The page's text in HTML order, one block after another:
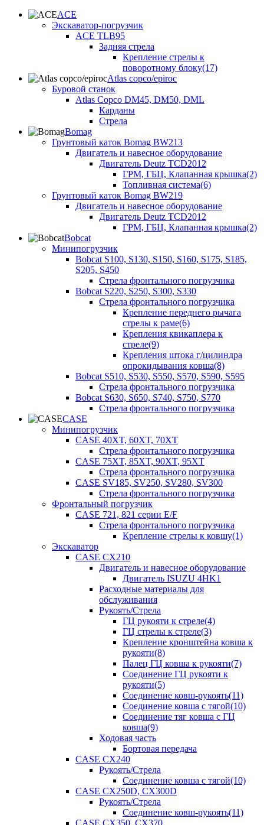
ACE
Экскаватор-погрузчик
ACE TLB95
Задняя стрела
Крепление стрелы к
поворотному блоку(17)
Atlas copco/epiroc
Буровой станок
Atlas Copco DM45, DM50, DML
Карданы
Стрела
Bomag
Грунтовый каток Bomag BW213
Двигатель и навесное оборудование
Двигатель Deutz TCD2012
ГРМ, ГБЦ, Клапанная крышка(2)
Топливная система(6)
Грунтовый каток Bomag BW219
Двигатель и навесное оборудование
Двигатель Deutz TCD2012
ГРМ, ГБЦ, Клапанная крышка(2)
Bobcat
Минипогрузчик
Bobcat S100, S130, S150, S160, S175, S185,
S205, S450
Стрела фронтального погрузчика
Bobcat S220, S250, S300, S330
Стрела фронтального погрузчика
Крепление переднего рычага
стрелы к раме(6)
Крепления квикаплера к
стреле(9)
Крепления штока г/цилиндра
опрокидывания ковша(8)
Bobcat S510, S530, S550, S570, S590, S595
Стрела фронтального погрузчика
Bobcat S630, S650, S740, S750, S770
Стрела фронтального погрузчика
CASE
Минипогрузчик
CASE 40XT, 60XT, 70XT
Стрела фронтального погрузчика
CASE 75XT, 85XT, 90XT, 95XT
Стрела фронтального погрузчика
CASE SV185, SV250, SV280, SV300
Стрела фронтального погрузчика
Фронтальный погрузчик
CASE 721, 821 серии E/F
Стрела фронтального погрузчика
Крепление стрелы к ковшу(1)
Экскаватор
CASE CX210
Двигатель и навесное оборудование
Двигатель ISUZU 4HK1
Расходные материалы для
обслуживания
Рукоять/Стрела
ГЦ рукояти к стреле(4)
ГЦ стрелы к стреле(3)
Крепление кронштейна ковша к
рукояти(8)
Палец ГЦ ковша к рукояти(7)
Соединение ГЦ рукояти к
рукояти(5)
Соединение ковш-рукоять(11)
Соединение ковша с тягой(10)
Соединение тяг ковша с ГЦ
ковша(9)
Ходовая часть
Бортовая передача
CASE CX240
Рукоять/Стрела
Соединение ковша с тягой(10)
CASE CX250D, CX300D
Рукоять/Стрела
Соединение ковш-рукоять(11)
CASE CX350, CX370